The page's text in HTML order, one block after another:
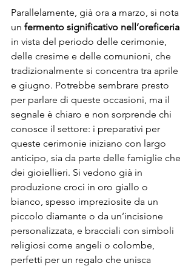
Parallelamente, già ora a marzo, si nota
un fermento significativo nell’oreficeria
in vista del periodo delle cerimonie,
delle cresime e delle comunioni, che
tradizionalmente si concentra tra aprile
e giugno. Potrebbe sembrare presto
per parlare di queste occasioni, ma il
segnale è chiaro e non sorprende chi
conosce il settore: i preparativi per
queste cerimonie iniziano con largo
anticipo, sia da parte delle famiglie che
dei gioiellieri. Si vedono già in
produzione croci in oro giallo o
bianco, spesso impreziosite da un
piccolo diamante o da un’incisione
personalizzata, e bracciali con simboli
religiosi come angeli o colombe,
perfetti per un regalo che unisca